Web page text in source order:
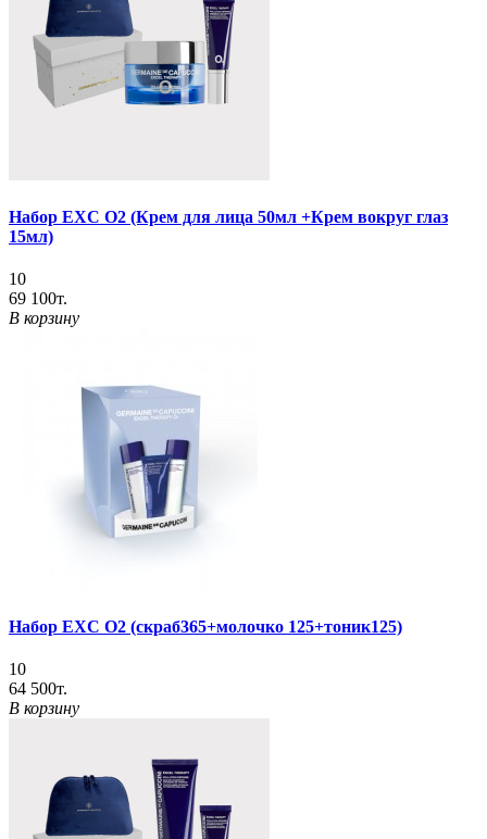
Набор EXC O2 (Крем для лица 50мл +Крем вокруг глаз
15мл)
10
69 100т.
В корзину
Набор EXC O2 (скраб365+молочко 125+тоник125)
10
64 500т.
В корзину